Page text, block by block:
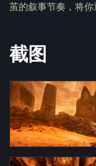
茧的叙事节奏，将你
截图